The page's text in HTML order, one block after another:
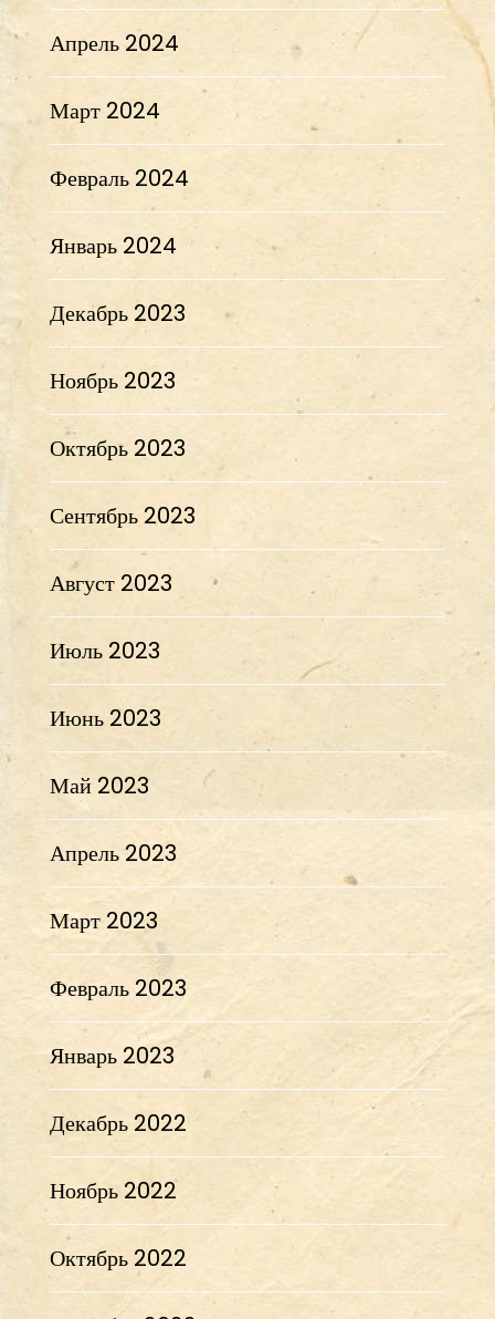
Апрель 2024
Март 2024
Февраль 2024
Январь 2024
Декабрь 2023
Ноябрь 2023
Октябрь 2023
Сентябрь 2023
Август 2023
Июль 2023
Июнь 2023
Май 2023
Апрель 2023
Март 2023
Февраль 2023
Январь 2023
Декабрь 2022
Ноябрь 2022
Октябрь 2022